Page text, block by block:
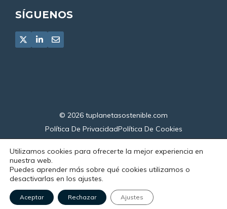
SÍGUENOS
© 2026 tuplanetasostenible.com
Política De PrivacidadPolítica De Cookies
Utilizamos cookies para ofrecerte la mejor experiencia en
nuestra web.
Puedes aprender más sobre qué cookies utilizamos o
desactivarlas en los ajustes.
Aceptar Rechazar Ajustes